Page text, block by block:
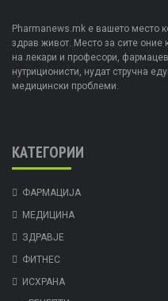
Pharmanews.mk е вашето место
здрав живот. Место за сите оние
на лекари и професори,
нутриционисти, нудат стручна
медицински проблеми.
КАТЕГОРИИ
ФАРМАЦИЈА
МЕДИЦИНА
ЗДРАВЈЕ
ФИТНЕС
ИСХРАНА